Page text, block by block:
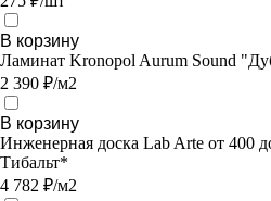
В корзину
Ламинат Kronopol Aurum Sound
2 390 ₽/м2
В корзину
Инженерная доска Lab Arte от 400
Тибальт*
4 782 ₽/м2